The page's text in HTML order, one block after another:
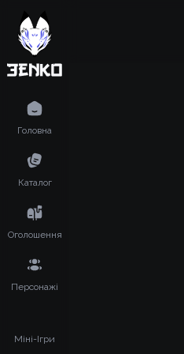
Головна
Каталог
Оголошення
Персонажі
Міні-Ігри